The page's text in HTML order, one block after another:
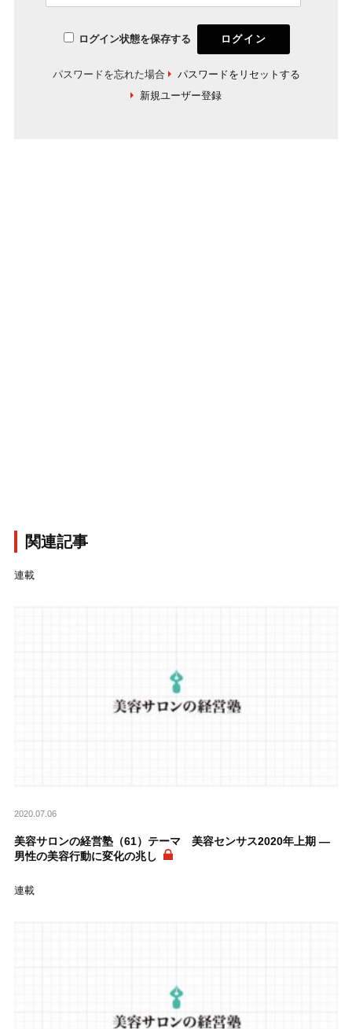
ログイン状態を保存する
パスワードを忘れた場合
パスワードをリセットする
新規ユーザー登録
関連記事
連載
2020.07.06
美容サロンの経営塾（61）テーマ 美容センサス2020年上期 ―
男性の美容行動に変化の兆し
連載